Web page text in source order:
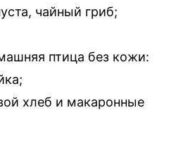
чайный гриб;
птица без кожи:
хлеб и макаронные